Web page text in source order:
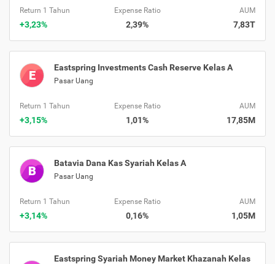
Return 1 Tahun
+3,23%
Expense Ratio
2,39%
AUM
7,83T
E
Eastspring Investments Cash Reserve Kelas A
Pasar Uang
Return 1 Tahun
+3,15%
Expense Ratio
1,01%
AUM
17,85M
B
Batavia Dana Kas Syariah Kelas A
Pasar Uang
Return 1 Tahun
+3,14%
Expense Ratio
0,16%
AUM
1,05M
Eastspring Syariah Money Market Khazanah Kelas